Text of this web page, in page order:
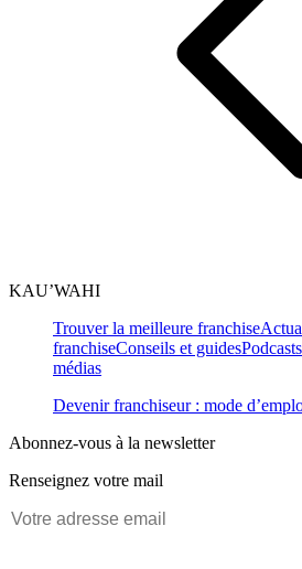
KAU’WAHI
Trouver la meilleure franchise
franchiseConseils et guidesPodcasts
médias
Devenir franchiseur : mode
Abonnez-vous à la newsletter
Renseignez votre mail